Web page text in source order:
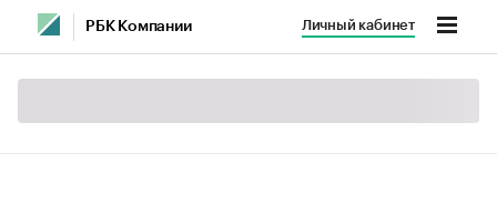
РБК Компании Личный кабинет